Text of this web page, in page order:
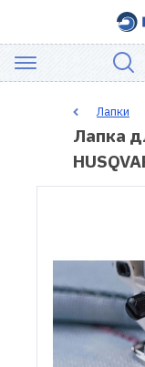
ШВЕЙНОЕ
ОБОРУДОВАНИЕ
ПЭЧВОРКА
ШВЕЙНЫЕ
АКСЕССУАРЫ
Лапки
Лапка